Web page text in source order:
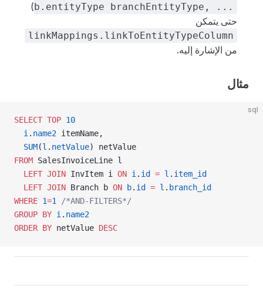
b.entityType branchEntityType, ...
)
حتى يتمكن
linkMappings.linkToEntityTypeColumn
من الإشارة إليه.
مثال
sql
SELECT TOP 10
  i
. name2 itemName,
  SUM
(l . netValue) netValue
FROM SalesInvoiceLine l
  LEFT JOIN
InvItem i ON i . id = l . item_id
  LEFT JOIN
Branch b ON b. id = l . branch_id
WHERE 1=1
/*AND-FILTERS*/
GROUP BY i . name2
ORDER BY netValue DESC